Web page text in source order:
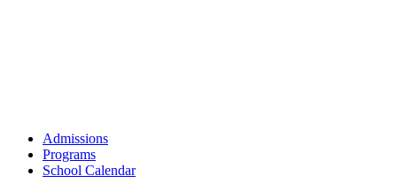
Admissions
Programs
School Calendar